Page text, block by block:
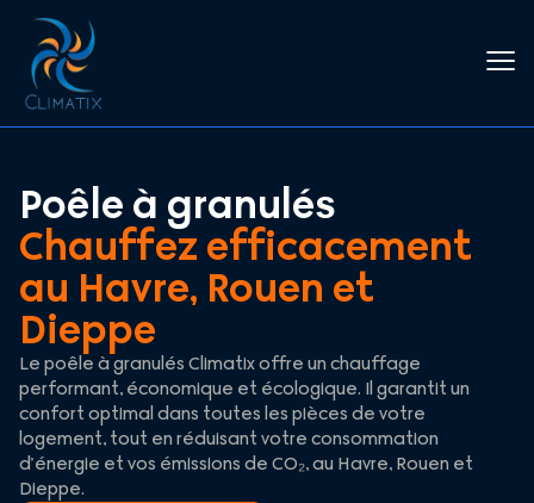
Poêle à granulés
Chauffez efficacement
au Havre, Rouen et
Dieppe
Le poêle à granulés Climatix offre un chauffage
performant, économique et écologique. Il garantit un
confort optimal dans toutes les pièces de votre
logement, tout en réduisant votre consommation
d’énergie et vos émissions de CO₂, au Havre, Rouen et
Dieppe.